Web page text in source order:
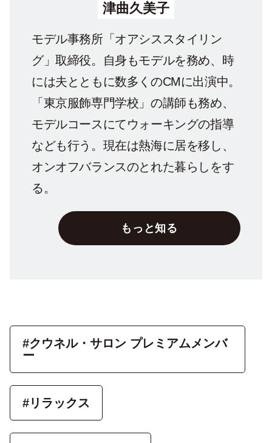
津曲久美子
モデル事務所「オアシススタイリン
グ」取締役。自身もモデルを務め、時
には夫とともに数多くのCMに出演中。
「東京服飾専門学校」の講師も務め、
モデルコースにてウォーキングの指導
なども行う。現在は熱海に居を移し、
オンオフバランスのとれた暮らしをす
る。
もっと知る
#クウネル・サロン プレミアムメンバ
ー
#リラックス